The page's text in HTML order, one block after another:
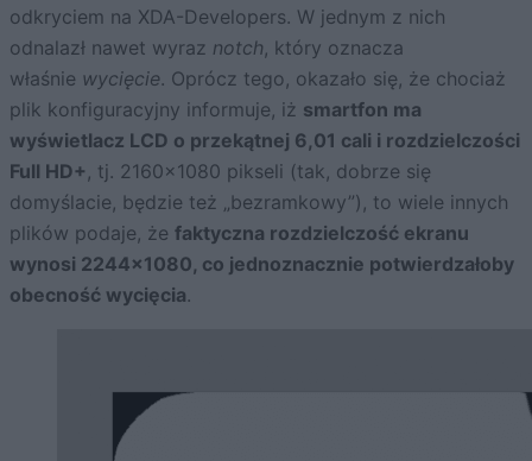
odkryciem na XDA-Developers. W jednym z nich
odnalazł nawet wyraz notch, który oznacza
właśnie wycięcie. Oprócz tego, okazało się, że chociaż
plik konfiguracyjny informuje, iż smartfon ma
wyświetlacz LCD o przekątnej 6,01 cali i rozdzielczości
Full HD+ , tj. 2160×1080 pikseli (tak, dobrze się
domyślacie, będzie też „bezramkowy”), to wiele innych
plików podaje, że faktyczna rozdzielczość ekranu
wynosi 2244×1080, co jednoznacznie potwierdzałoby
obecność wycięcia.